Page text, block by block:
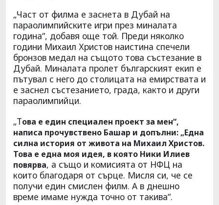
„Част от филма е заснета в Дубай на
параолимпийските игри през миналата
година“, добавя още той. Преди няколко
години Михаил Христов наистина спечели
бронзов медал на същото това състезание в
Дубай. Миналата пролет българският екип е
пътувал с него до столицата на емирствата и
е заснел състезанието, града, както и други
параолимпийци.
„Това е един специален проект за мен“,
написа прочувствено Башар и допълни: „Една
силна история от живота на Михаил Христов.
Това е една моя идея, в която Ники Илиев
повярва, а също и комисията от НФЦ на
които благодаря от сърце. Мисля си, че се
получи един смислен филм. А в днешно
време имаме нужда точно от такива“.